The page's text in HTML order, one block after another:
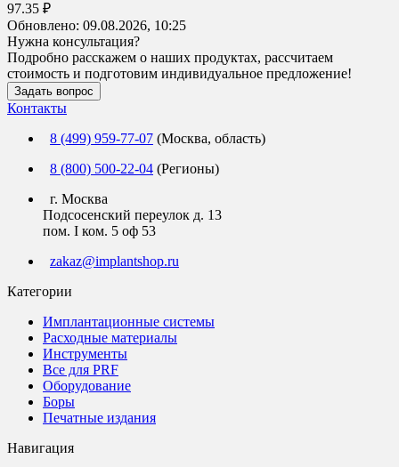
97.35 ₽
Обновлено: 09.08.2026, 10:25
Нужна консультация?
Подробно расскажем о наших продуктах, рассчитаем
стоимость и подготовим индивидуальное предложение!
Задать вопрос
Контакты
8 (499) 959-77-07 (Москва, область)
8 (800) 500-22-04 (Регионы)
г. Москва
Подсосенский переулок д. 13
пом. I ком. 5 оф 53
zakaz@implantshop.ru
Категории
Имплантационные системы
Расходные материалы
Инструменты
Все для PRF
Оборудование
Боры
Печатные издания
Навигация